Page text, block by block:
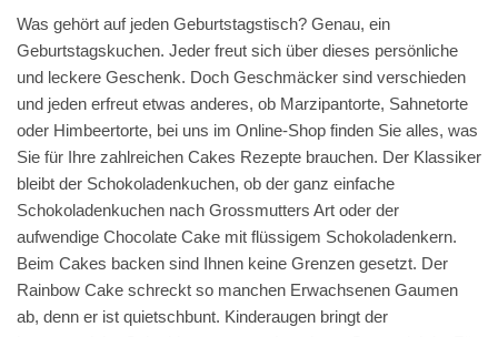
Was gehört auf jeden Geburtstagstisch? Genau, ein
Geburtstagskuchen. Jeder freut sich über dieses persönliche
und leckere Geschenk. Doch Geschmäcker sind verschieden
und jeden erfreut etwas anderes, ob Marzipantorte, Sahnetorte
oder Himbeertorte, bei uns im Online-Shop finden Sie alles, was
Sie für Ihre zahlreichen Cakes Rezepte brauchen. Der Klassiker
bleibt der Schokoladenkuchen, ob der ganz einfache
Schokoladenkuchen nach Grossmutters Art oder der
aufwendige Chocolate Cake mit flüssigem Schokoladenkern.
Beim Cakes backen sind Ihnen keine Grenzen gesetzt. Der
Rainbow Cake schreckt so manchen Erwachsenen Gaumen
ab, denn er ist quietschbunt. Kinderaugen bringt der